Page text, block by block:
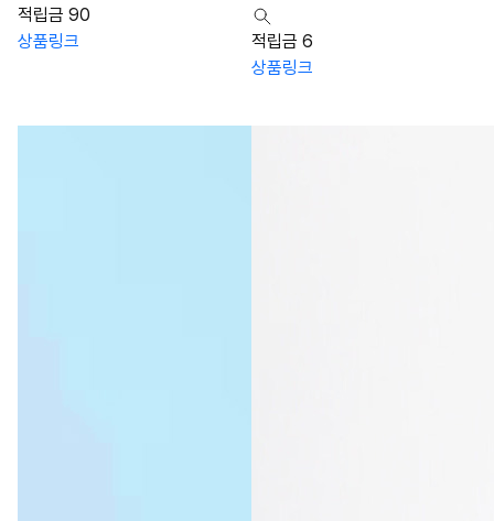
적립금 90
상품링크
적립금 6
상품링크